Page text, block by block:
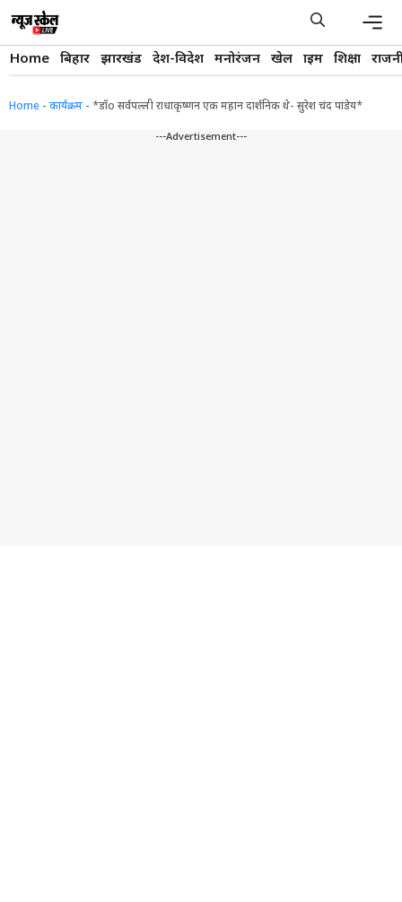
content
Home बिहार झारखंड देश-विदेश मनोरंजन खेल क्राइम शिक्षा
Home - कार्यक्रम - *डॉo सर्वपल्ली राधाकृष्णन एक महान दार्शनिक थे- सुरेश चंद पांडेय*
---Advertisement---